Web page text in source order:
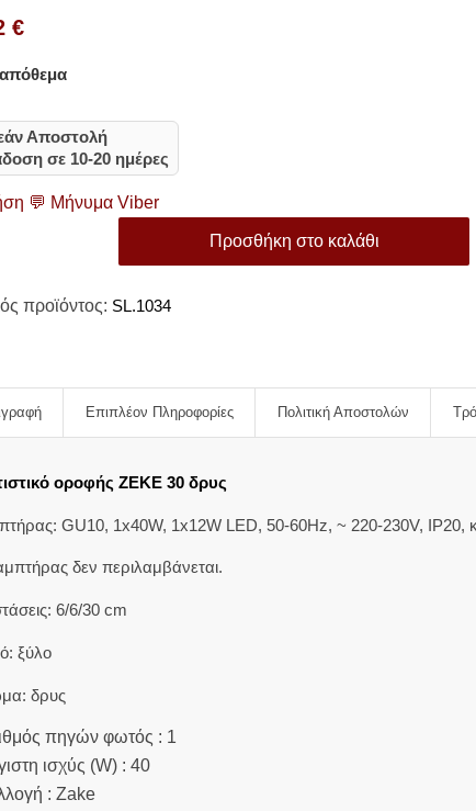
€
Αποστολή
σε 10-20 ημέρες
💬 Μήνυμα Viber
Προσθήκη στο καλάθι
προϊόντος: SL.1034
Επιπλέον Πληροφορίες Πολιτική Αποστολών
οροφής ZEKE 30 δρυς
GU10, 1x40W, 1x12W LED, 50-60Hz, ~ 220-230V, IP20,
δεν περιλαμβάνεται.
6/6/30 cm
ξύλο
δρυς
πηγών φωτός : 1
ισχύς (W) : 40
: Zake